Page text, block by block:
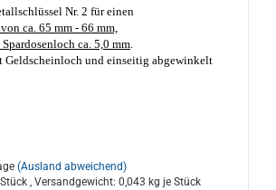
Nr. 2 für einen
ca. 65 mm - 66 mm,
ca. 5,0 mm.
Geldscheinloch und einseitig abgewinkelt
Schlosskasten
und Spardosen. Made in Germany, gute
ca. 66 mm Ø sein, Materialstärke am Loch
dünner als ca. 5,0 mm sein!
(Ausland abweichend)
, Versandgewicht: 0,043 kg je Stück